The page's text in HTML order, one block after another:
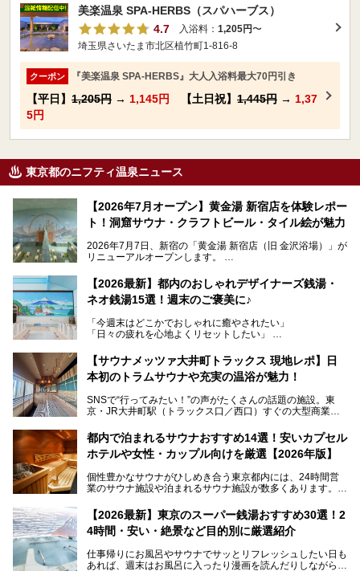
美楽温泉 SPA-HERBS（スパハーブス）
4.7
入浴料： 1,205円〜
埼玉県さいたま市北区植竹町1-816-8
クーポン 『美楽温泉 SPA-HERBS』大人入浴料最大70円引き
【平日】 1,205円 → 1,145円 【土日祝】 1,445円 → 1,37
5円
東京都のニフティ温泉ニュース
【2026年7月オープン】黄金湯 新宿店を体験レポー
ト！洞窟サウナ・クラフトビール・タイル絵が魅力
2026年7月7日、新宿の「黄金湯 新宿店（旧 金沢浴場）」が
リニューアルオープンします。
レトロでノスタルジックなタイル絵はそのまま、昔からここ
を知る地元の人にも、新しく足を運んでくれる人にも愛され
る、今の時代の"銭湯"として生まれ変わりました。洞窟のよ
ビアバーなど、新しく登場したスポットも併せて紹介しま
す。充実した設備があるのに、基本の入浴料が銭湯価格の5
【2026最新】都内のおしゃれデザイナーズ銭湯・
ネオ銭湯15選！週末のご褒美に♪
「今週末はどこかでおしゃれに癒やされたい」
「日々の疲れを心地よくリセットしたい」
となっている新しいスタイルの銭湯です。
最近、SNSやメディアで「デザイナーズ銭湯」や「ネオ銭
本記事では、そもそもこれらがどんな銭湯なのか、その気に
いおしゃれな名店15選を、おすすめの順番で一挙にご紹介
します。
【サウナメッツァ大井町トラックス 現地レポ】日
本初のトラムサウナや充実の温浴が魅力！
SNSで“行ってみたい！”の声がたくさんの話題の施設。東
京・JR大井町駅（トラックス口／西口）すぐの大型商業施
ツァ大井町トラックス」がニューオープン。施設の様子をレ
ポ―トします。
都内で泊まれるサウナおすすめ14選！安いカプセル
ホテルや女性・カップル向けを厳選【2026年版】
個性豊かなサウナがひしめき合う東京都内には、24時間営
業のサウナ施設や泊まれるサウナ施設が数多くあります。
を旅の目的とする「サ旅」や自分へのご褒美のための宿泊な
ど、自分の好きなタイミングで好きなだけサ活ができるのが
魅力です。
最近では、男性専用施設だけでなく、カップルや女性に嬉し
い個室サウナも増えてきました。
【2026最新】東京のスーパー銭湯おすすめ30選！2
4時間・安い・絶景など目的別に厳選紹介
仕事帰りにお風呂やサウナでサッとリフレッシュしたい日も
あれば、週末はお風呂に入ったり漫画を読んだりしながら一